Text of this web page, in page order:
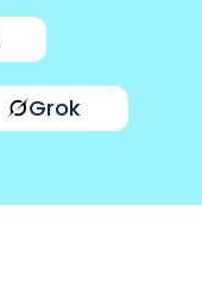
Grok